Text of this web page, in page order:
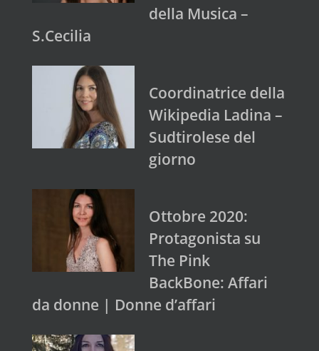
della Musica –
S.Cecilia
Coordinatrice della
Wikipedia Ladina –
Sudtirolese del
giorno
Ottobre 2020:
Protagonista su
The Pink
BackBone: Affari
da donne | Donne d’affari